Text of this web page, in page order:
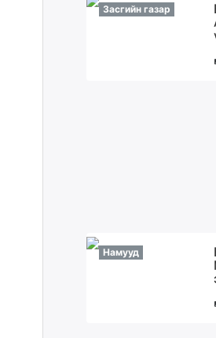
Засгийн газар
Намууд